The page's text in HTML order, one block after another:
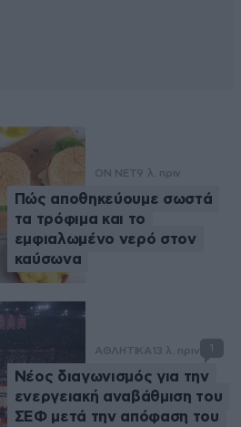
ON NET9 λ. πριν
Πώς αποθηκεύουμε σωστά
τα τρόφιμα και το
εμφιαλωμένο νερό στον
καύσωνα
ΑΘΛΗΤΙΚΑ 13 λ. πριν 1
Νέος διαγωνισμός για την
ενεργειακή αναβάθμιση του
ΣΕΦ μετά την απόφαση του